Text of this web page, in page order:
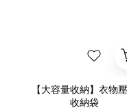
【大容量收納】衣物
收納袋